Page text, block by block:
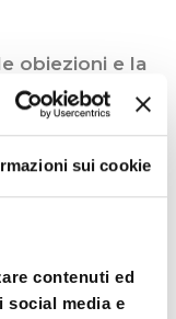
sui cookie
contenuti ed
social media e
obiezioni e la
impegni